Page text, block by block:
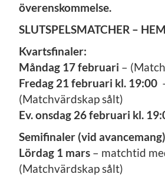
överenskommelse.
SLUTSPELSMATCHER –
Kvartsfinaler:
Måndag 17 februari –
Fredag 21 februari kl. 19:00
(Matchvärdskap sålt)
Ev. onsdag 26 februari kl.
Semifinaler (vid
Lördag 1 mars – matchtid
(Matchvärdskap sålt)